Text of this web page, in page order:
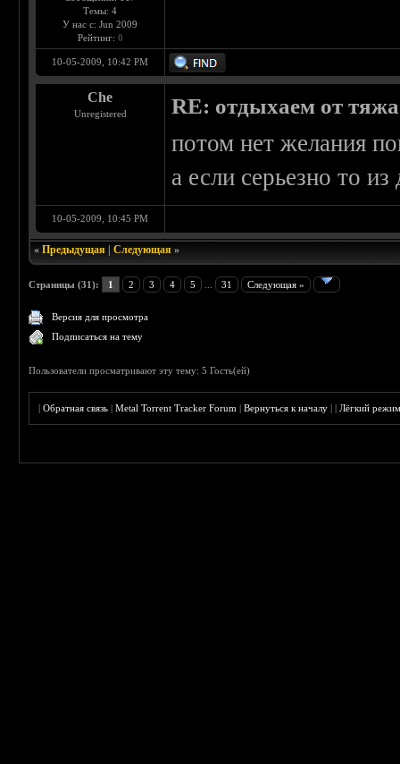
Темы: 4
У нас с: Jun 2009
Рейтинг: 0
10-05-2009, 10:42 PM
Che
Unregistered RE: отдыхаем от
потом нет желания
а если серьезно то
10-05-2009, 10:45 PM
«Предыдущая |Следующая »
Страницы (31): 1 2 3 4 5 31 Следующая »
Версия для просмотра
Подписаться на тему
Пользователи просматривают эту тему: 5 Гость(ей)
|Обратная связь |Metal Torrent Tracker Forum |Вернуться к началу ||Лёгкий